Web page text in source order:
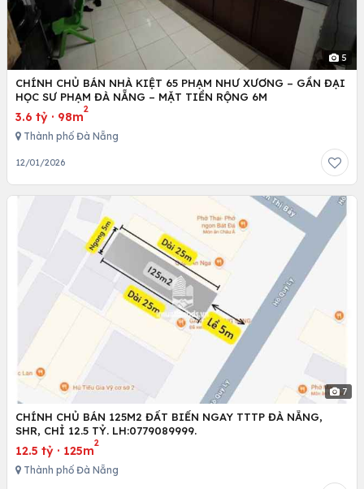
5
CHÍNH CHỦ BÁN NHÀ KIỆT 65 PHẠM NHƯ XƯƠNG – GẦN ĐẠI
HỌC SƯ PHẠM ĐÀ NẴNG – MẶT TIỀN RỘNG 6M
3.6 tỷ · 98m
2
Thành phố Đà Nẵng
12/01/2026
7
CHÍNH CHỦ BÁN 125M2 ĐẤT BIỂN NGAY TTTP ĐÀ NẴNG,
SHR, CHỈ 12.5 TỶ. LH:0779089999.
12.5 tỷ · 125m
2
Thành phố Đà Nẵng